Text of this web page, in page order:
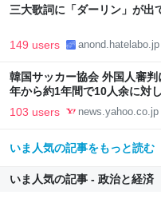
三大歌詞に「ダーリン」が出
149 users anond.hatelabo.jp
韓国サッカー協会 外国人審
年から約1年間で10人余に対
Powered by JNN） - Yahoo!
103 users news.yahoo.co.jp
いま人気の記事をもっと読む
いま人気の記事 - 政治と経済